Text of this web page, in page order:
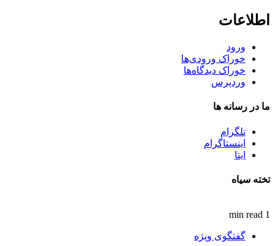
اطلاعات
ورود
خوراک ورودی‌ها
خوراک دیدگاه‌ها
وردپرس
ما در رسانه ها
تلگرام
اینستاگرام
ایتا
تخته سیاه
1 min read
گفتگوی ویژه